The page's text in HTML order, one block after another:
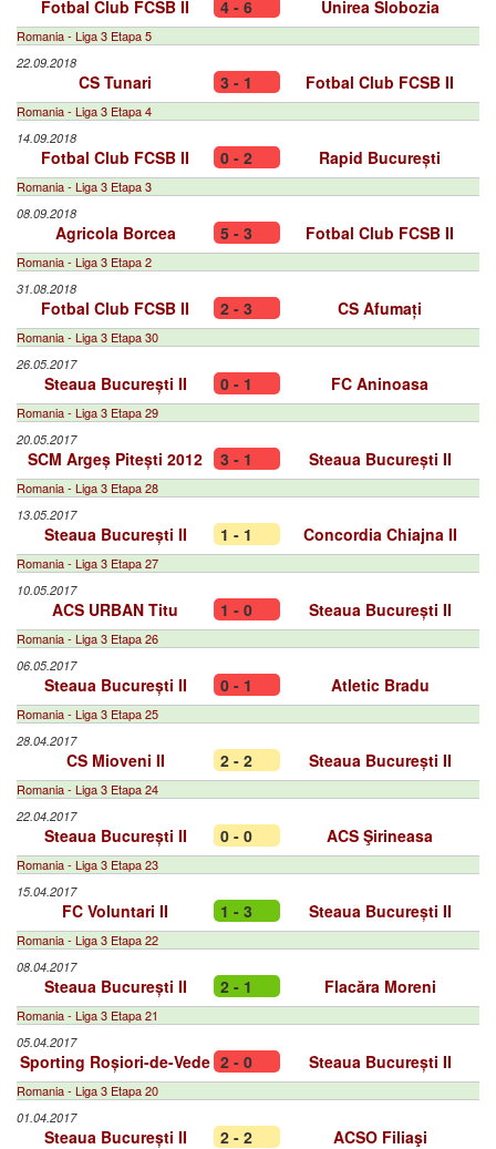
Fotbal Club FCSB II 4 - 6 Unirea Slobozia
Romania - Liga 3 Etapa 5
22.09.2018
CS Tunari 3 - 1 Fotbal Club FCSB II
Romania - Liga 3 Etapa 4
14.09.2018
Fotbal Club FCSB II 0 - 2 Rapid București
Romania - Liga 3 Etapa 3
08.09.2018
Agricola Borcea 5 - 3 Fotbal Club FCSB II
Romania - Liga 3 Etapa 2
31.08.2018
Fotbal Club FCSB II 2 - 3 CS Afumați
Romania - Liga 3 Etapa 30
26.05.2017
Steaua București II 0 - 1 FC Aninoasa
Romania - Liga 3 Etapa 29
20.05.2017
SCM Argeș Pitești 2012 3 - 1 Steaua București II
Romania - Liga 3 Etapa 28
13.05.2017
Steaua București II 1 - 1 Concordia Chiajna II
Romania - Liga 3 Etapa 27
10.05.2017
ACS URBAN Titu 1 - 0 Steaua București II
Romania - Liga 3 Etapa 26
06.05.2017
Steaua București II 0 - 1 Atletic Bradu
Romania - Liga 3 Etapa 25
28.04.2017
CS Mioveni II 2 - 2 Steaua București II
Romania - Liga 3 Etapa 24
22.04.2017
Steaua București II 0 - 0 ACS Şirineasa
Romania - Liga 3 Etapa 23
15.04.2017
FC Voluntari II 1 - 3 Steaua București II
Romania - Liga 3 Etapa 22
08.04.2017
Steaua București II 2 - 1 Flacăra Moreni
Romania - Liga 3 Etapa 21
05.04.2017
Sporting Roșiori-de-Vede 2 - 0 Steaua București II
Romania - Liga 3 Etapa 20
01.04.2017
Steaua București II 2 - 2 ACSO Filiaşi